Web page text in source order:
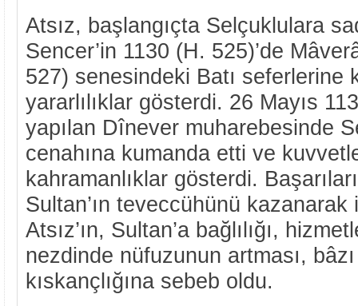
Atsız, başlangıçta Selçuklulara
Sencer’in 1130 (H. 525)’de
527) senesindeki Batı seferlerine
yararlılıklar gösterdi. 26 Mayıs
yapılan Dînever muharebesinde
cenahına kumanda etti ve
kahramanlıklar gösterdi.
Sultan’ın teveccühünü
Atsız’ın, Sultan’a bağlılığı,
nezdinde nüfuzunun artması,
kıskançlığına sebeb oldu.